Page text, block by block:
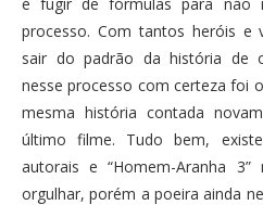
processo. Com tantos heróis e
sair do padrão da história de
nesse processo com certeza foi
mesma história contada
último filme. Tudo bem,
autorais e “Homem-Aranha
orgulhar, porém a poeira ainda